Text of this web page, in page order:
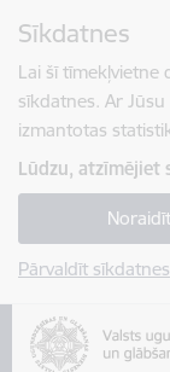
Sīkdatnes
Lai šī tīmekļvietne
sīkdatnes. Ar
izmantotas
Lūdzu, atzīmējiet
Noraidīt
Pārvaldīt sīkdatnes